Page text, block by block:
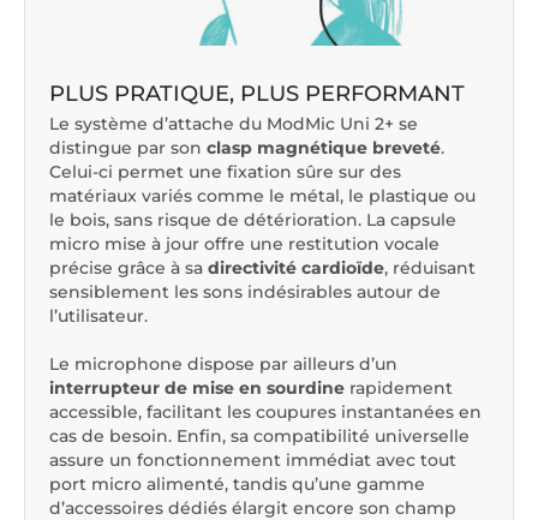
PLUS PRATIQUE, PLUS PERFORMANT
Le système d’attache du ModMic Uni 2+ se
distingue par son clasp magnétique breveté.
Celui-ci permet une fixation sûre sur des
matériaux variés comme le métal, le plastique ou
le bois, sans risque de détérioration. La capsule
micro mise à jour offre une restitution vocale
précise grâce à sa directivité cardioïde, réduisant
sensiblement les sons indésirables autour de
l’utilisateur.
Le microphone dispose par ailleurs d’un
interrupteur de mise en sourdine rapidement
accessible, facilitant les coupures instantanées en
cas de besoin. Enfin, sa compatibilité universelle
assure un fonctionnement immédiat avec tout
port micro alimenté, tandis qu’une gamme
d’accessoires dédiés élargit encore son champ